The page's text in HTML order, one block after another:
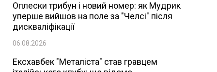
Оплески трибун і новий номер: як Мудрик
уперше вийшов на поле за "Челсі" після
дискваліфікації
06.08.2026
Ексхавбек "Металіста" став гравцем